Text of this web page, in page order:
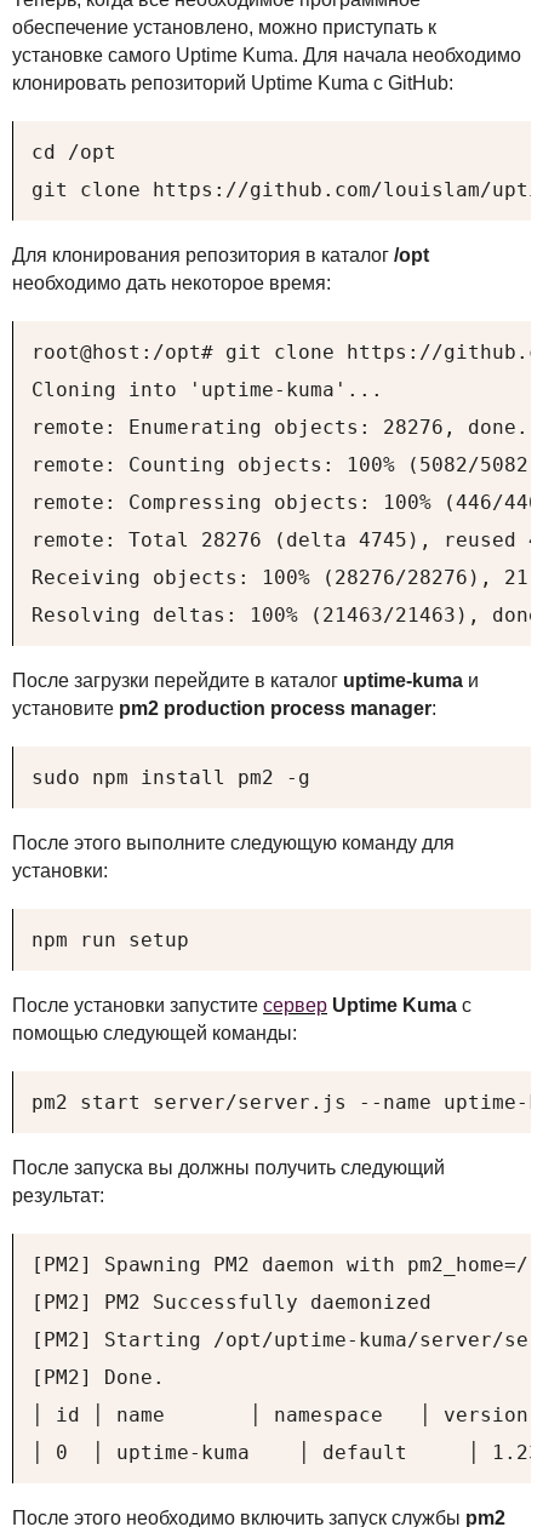
обеспечение установлено, можно приступать к
установке самого Uptime Kuma. Для начала необходимо
клонировать репозиторий Uptime Kuma с GitHub:
cd /opt
git clone https://github.com/louislam/
Для клонирования репозитория в каталог /opt
необходимо дать некоторое время:
root@host:/opt# git clone https://
Cloning into 'uptime-kuma'...
remote: Enumerating objects: 28276, done.
remote: Counting objects: 100% (5082/
remote: Compressing objects: 100% (446/
remote: Total 28276 (delta 4745), reused
Receiving objects: 100% (28276/28276),
Resolving deltas: 100% (21463/21463),
После загрузки перейдите в каталог uptime-kuma и
установите pm2 production process manager:
sudo npm install pm2 -g
После этого выполните следующую команду для
установки:
npm run setup
После установки запустите сервер Uptime Kuma с
помощью следующей команды:
pm2 start server/server.js --name uptime-
После запуска вы должны получить следующий
результат:
[PM2] Spawning PM2 daemon with
[PM2] PM2 Successfully daemonized
[PM2] Starting /opt/uptime-kuma/server/
[PM2] Done.
│ id │ name       │ namespace   │
│ 0  │ uptime-kuma    │ default     │
После этого необходимо включить запуск службы pm2